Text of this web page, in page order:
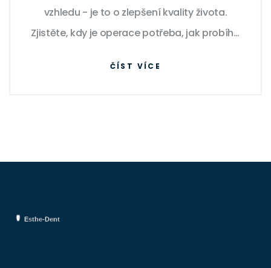
vzhledu - je to o zlepšení kvality života.
Zjistěte, kdy je operace potřeba, jak probíhá
ČÍST VÍCE